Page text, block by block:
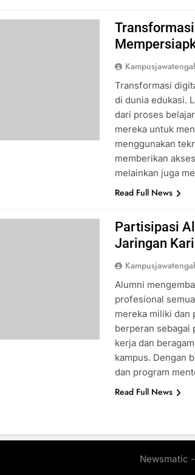
Transformasi
di dunia edukasi.
dari proses
mereka untuk
menggunakan
memberikan
melainkan juga
Read Full News
Partisipasi
Jaringan
Alumni
profesional
mereka miliki dan
berperan sebagai
kerja dan
kampus. Dengan
dan program
Read Full News
Newsmatic